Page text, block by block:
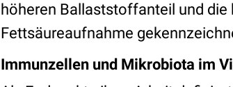
höheren Ballaststoffanteil und
Fettsäureaufnahme
Immunzellen und Mikrobiota im